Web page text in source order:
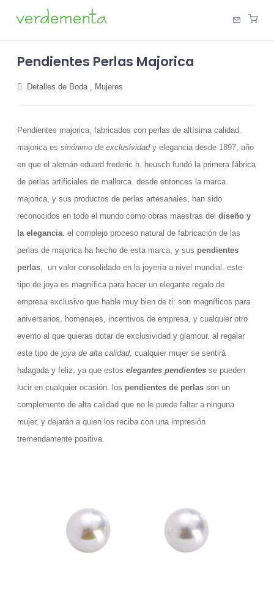
Pendientes Perlas Majorica
Detalles de Boda Mujeres
Pendientes majorica, fabricados con perlas de altísima calidad.
majorica es sinónimo de exclusividad y elegancia desde 1897, año
en que el alemán eduard frederic h. heusch fundó la primera fábrica
de perlas artificiales de mallorca. desde entonces la marca
majorica, y sus productos de perlas artesanales, han sido
reconocidos en todo el mundo como obras maestras del diseño y
la elegancia . el complejo proceso natural de fabricación de las
perlas de majorica ha hecho de esta marca, y sus pendientes
perlas , un valor consolidado en la joyería a nivel mundial. este
tipo de joya es magnífica para hacer un elegante regalo de
empresa exclusivo que hable muy bien de ti: son magníficos para
aniversarios, homenajes, incentivos de empresa, y cualquier otro
evento al que quieras dotar de exclusividad y glamour. al regalar
este tipo de joya de alta calidad, cualquier mujer se sentirá
halagada y feliz, ya que estos elegantes pendientes se pueden
lucir en cualquier ocasión. los pendientes de perlas son un
complemento de alta calidad que no le puede faltar a ninguna
mujer, y dejarán a quien los reciba con una impresión
tremendamente positiva.